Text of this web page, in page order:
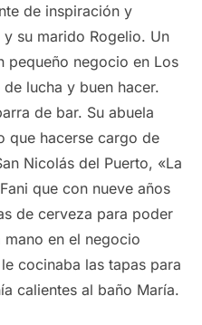
de inspiración y
su marido Rogelio. Un
pequeño negocio en Los
lucha y buen hacer.
de bar. Su abuela
que hacerse cargo de
Nicolás del Puerto, «La
que con nueve años
de cerveza para poder
en el negocio
cocinaba las tapas para
calientes al baño María.